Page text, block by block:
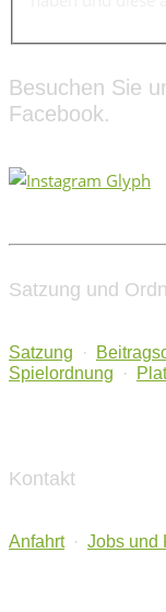
Besuchen Sie
Facebook.
Satzung und
Satzung ·
Spielordnung
·
Kontakt
Anfahrt · Jobs und